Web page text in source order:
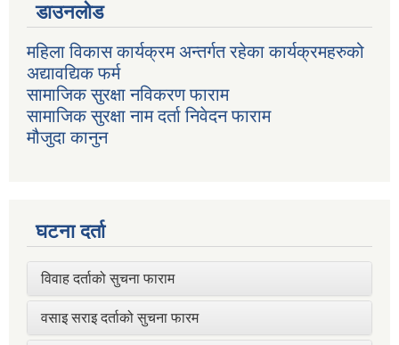
डाउनलोड
महिला विकास कार्यक्रम अन्तर्गत रहेका कार्यक्रमहरुको
अद्यावद्यिक फर्म
सामाजिक सुरक्षा नविकरण फाराम
सामाजिक सुरक्षा नाम दर्ता निवेदन फाराम
मौजुदा कानुन
घटना दर्ता
विवाह दर्ताको सुचना फाराम
वसाइ सराइ दर्ताको सुचना फारम